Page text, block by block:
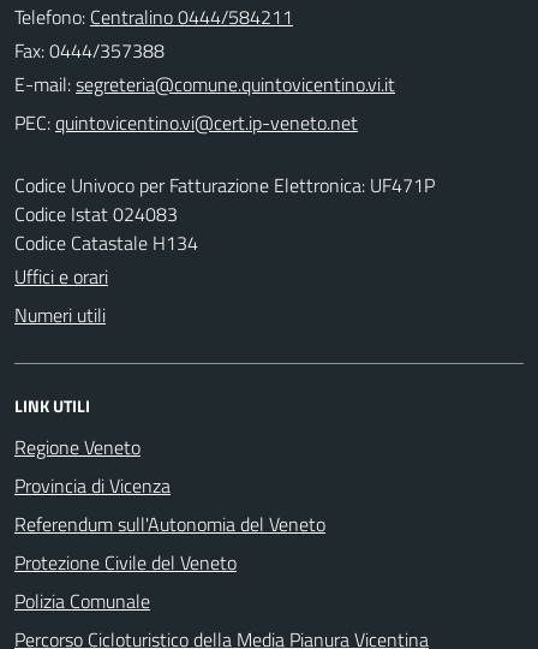
Telefono: Centralino 0444/584211
Fax: 0444/357388
E-mail:
PEC:
Codice Univoco per Fatturazione Elettronica: UF471P
Codice Istat 024083
Codice Catastale H134
Uffici e orari
Numeri utili
LINK UTILI
Regione Veneto
Provincia di Vicenza
Referendum sull'Autonomia del Veneto
Protezione Civile del Veneto
Polizia Comunale
Percorso Cicloturistico della Media Pianura Vicentina